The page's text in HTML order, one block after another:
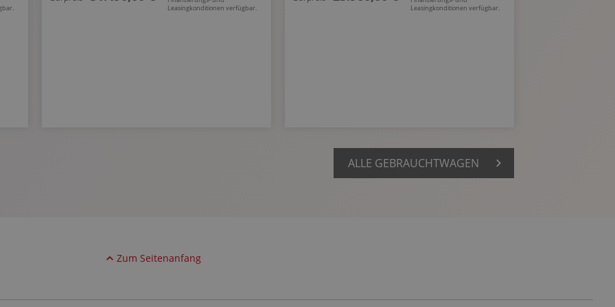
Leasingkonditionen verfügbar.
Leasingkonditionen verfügbar.
ALLE GEBRAUCHTWAGEN
Zum Seitenanfang